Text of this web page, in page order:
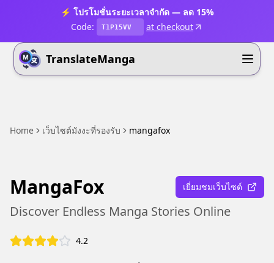
⚡ โปรโมชั่นระยะเวลาจำกัด — ลด 15%
Code:
T1P15VV at checkout
TranslateManga
Home เว็บไซต์มังงะที่รองรับ mangafox
MangaFox เยี่ยมชมเว็บไซต์
Discover Endless Manga Stories Online
4.2